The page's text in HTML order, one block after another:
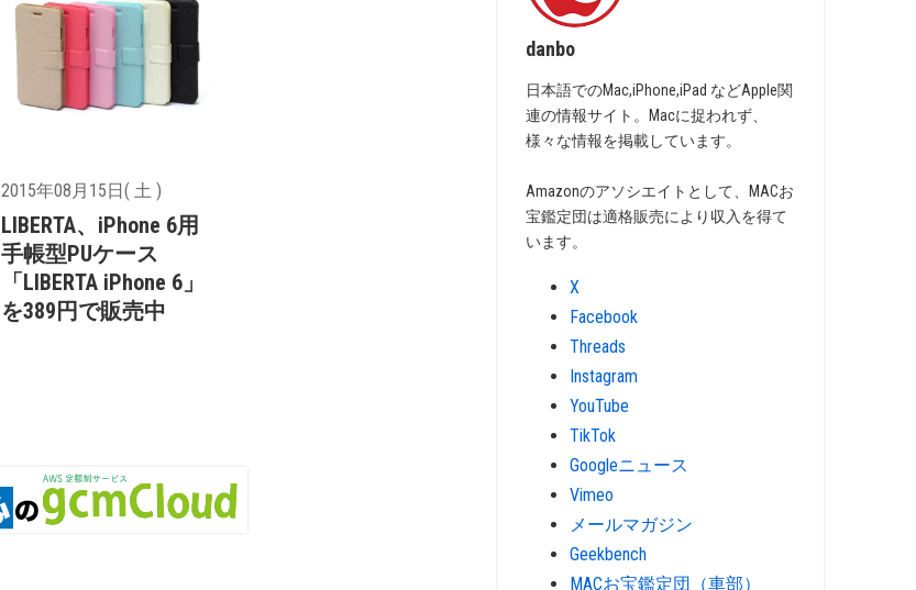
2015年08月15日( 土 )
LIBERTA、iPhone 6用
手帳型PUケース
「LIBERTA iPhone 6」
を389円で販売中
danbo
日本語でのMac,iPhone,iPad などApple関
連の情報サイト。Macに捉われず、
様々な情報を掲載しています。
Amazonのアソシエイトとして、MACお
宝鑑定団は適格販売により収入を得て
います。
X
Facebook
Threads
Instagram
YouTube
TikTok
Googleニュース
Vimeo
メールマガジン
Geekbench
MACお宝鑑定団（車部）